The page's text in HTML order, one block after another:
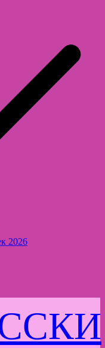
2026